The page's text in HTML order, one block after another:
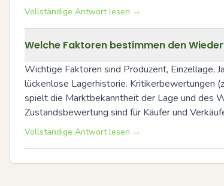
Vollständige Antwort lesen →
Welche Faktoren bestimmen den
Wichtige Faktoren sind Produzent, Einzellage,
lückenlose Lagerhistorie. Kritikerbewertungen
spielt die Marktbekanntheit der Lage und des
Zustandsbewertung sind für Käufer und
Vollständige Antwort lesen →